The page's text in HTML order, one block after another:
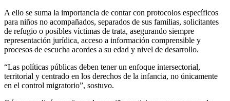
A ello se suma la importancia de contar con protocolos específicos
para niños no acompañados, separados de sus familias, solicitantes
de refugio o posibles víctimas de trata, asegurando siempre
representación jurídica, acceso a información comprensible y
procesos de escucha acordes a su edad y nivel de desarrollo.
“Las políticas públicas deben tener un enfoque intersectorial,
territorial y centrado en los derechos de la infancia, no únicamente
en el control migratorio”, sostuvo.